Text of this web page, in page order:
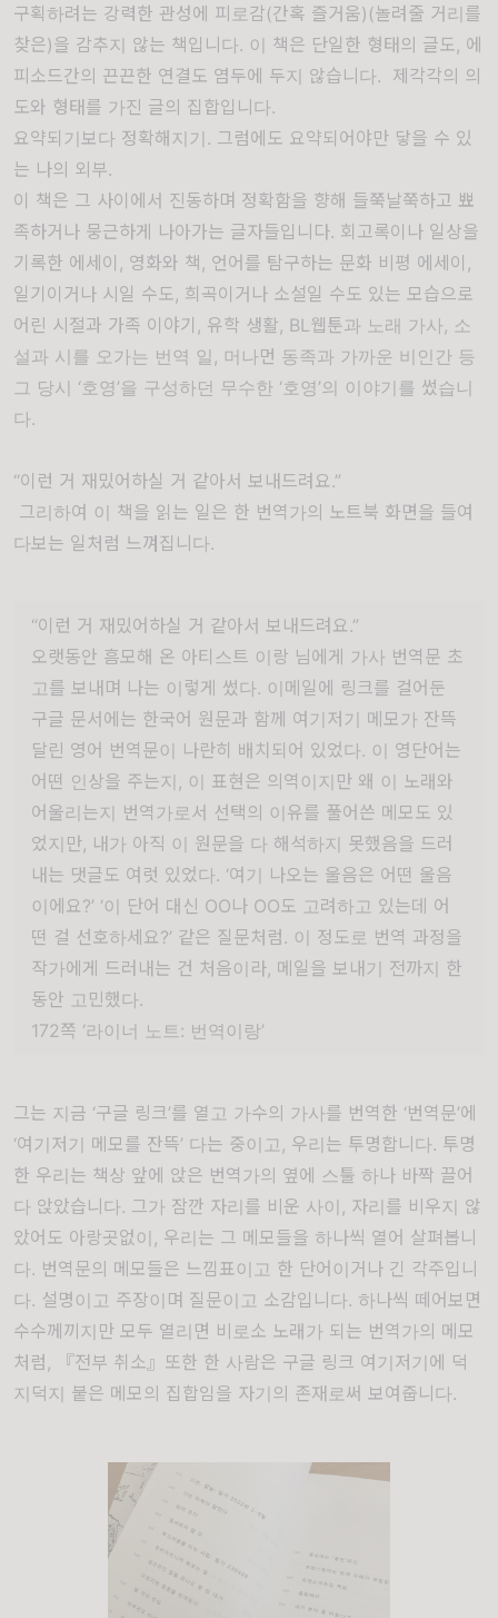
구획하려는 강력한 관성에 피로감(간혹 즐거움)(놀려줄 거리를
찾은)을 감추지 않는 책입니다. 이 책은 단일한 형태의 글도, 에
피소드간의 끈끈한 연결도 염두에 두지 않습니다. 제각각의 의
도와 형태를 가진 글의 집합입니다.
요약되기보다 정확해지기. 그럼에도 요약되어야만 닿을 수 있
는 나의 외부.
이 책은 그 사이에서 진동하며 정확함을 향해 들쭉날쭉하고 뾰
족하거나 뭉근하게 나아가는 글자들입니다. 회고록이나 일상을
기록한 에세이, 영화와 책, 언어를 탐구하는 문화 비평 에세이,
일기이거나 시일 수도, 희곡이거나 소설일 수도 있는 모습으로
어린 시절과 가족 이야기, 유학 생활, BL웹툰과 노래 가사, 소
설과 시를 오가는 번역 일, 머나먼 동족과 가까운 비인간 등
그 당시 ‘호영’을 구성하던 무수한 ‘호영’의 이야기를 썼습니
다.
“이런 거 재밌어하실 거 같아서 보내드려요.”
그리하여 이 책을 읽는 일은 한 번역가의 노트북 화면을 들여
다보는 일처럼 느껴집니다.
“이런 거 재밌어하실 거 같아서 보내드려요.”
오랫동안 흠모해 온 아티스트 이랑 님에게 가사 번역문 초
고를 보내며 나는 이렇게 썼다. 이메일에 링크를 걸어둔
구글 문서에는 한국어 원문과 함께 여기저기 메모가 잔뜩
달린 영어 번역문이 나란히 배치되어 있었다. 이 영단어는
어떤 인상을 주는지, 이 표현은 의역이지만 왜 이 노래와
어울리는지 번역가로서 선택의 이유를 풀어쓴 메모도 있
었지만, 내가 아직 이 원문을 다 해석하지 못했음을 드러
내는 댓글도 여럿 있었다. ‘여기 나오는 울음은 어떤 울음
이에요?’ ‘이 단어 대신 OO나 OO도 고려하고 있는데 어
떤 걸 선호하세요?’ 같은 질문처럼. 이 정도로 번역 과정을
작가에게 드러내는 건 처음이라, 메일을 보내기 전까지 한
동안 고민했다.
172쪽 ‘라이너 노트: 번역이랑’
그는 지금 ‘구글 링크’를 열고 가수의 가사를 번역한 ‘번역문’에
‘여기저기 메모를 잔뜩’ 다는 중이고, 우리는 투명합니다. 투명
한 우리는 책상 앞에 앉은 번역가의 옆에 스툴 하나 바짝 끌어
다 앉았습니다. 그가 잠깐 자리를 비운 사이, 자리를 비우지 않
았어도 아랑곳없이, 우리는 그 메모들을 하나씩 열어 살펴봅니
다. 번역문의 메모들은 느낌표이고 한 단어이거나 긴 각주입니
다. 설명이고 주장이며 질문이고 소감입니다. 하나씩 떼어보면
수수께끼지만 모두 열리면 비로소 노래가 되는 번역가의 메모
처럼,
『전부 취소』또한 한 사람은 구글 링크 여기저기에 덕
지덕지 붙은 메모의 집합임을 자기의 존재로써 보여줍니다.